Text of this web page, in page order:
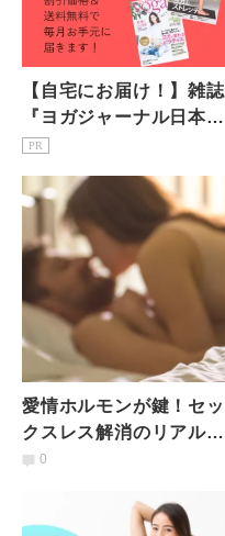
【自宅にお届け！】雑誌
『ヨガジャーナル日本
版』予約購読のご案内
PR
愛情ホルモンが鍵！セッ
クスレス解消のリアル体
験談｜産婦人科医に聞く
0